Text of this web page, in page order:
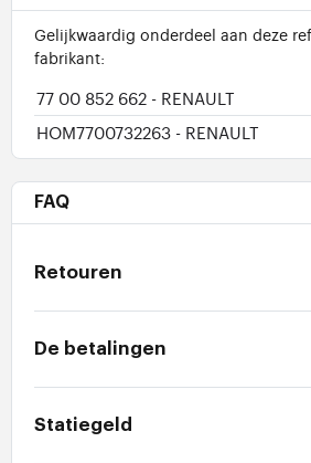
Gelijkwaardig onderdeel aan deze
fabrikant:
77 00 852 662 - RENAULT
HOM7700732263 - RENAULT
FAQ
Retouren
De betalingen
Statiegeld